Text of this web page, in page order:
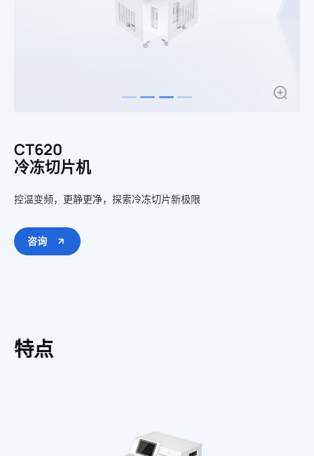
CT620
冷冻切片机
控温变频，更静更净，探索冷冻切片新极限
咨询
特点